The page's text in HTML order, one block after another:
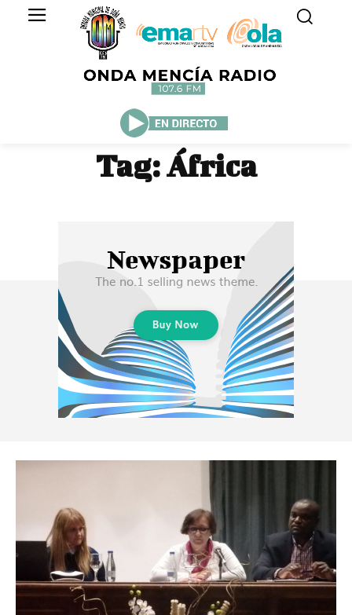
Tag:África